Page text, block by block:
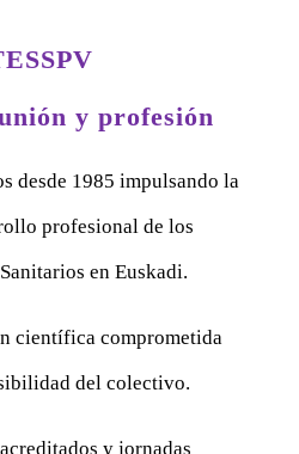
y profesión
desde 1985 impulsando la
profesional de los
en Euskadi.
científica comprometida
del colectivo.
y jornadas